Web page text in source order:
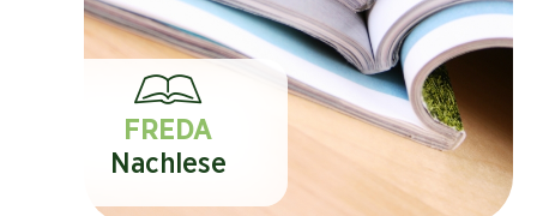
FREDA
Nachlese